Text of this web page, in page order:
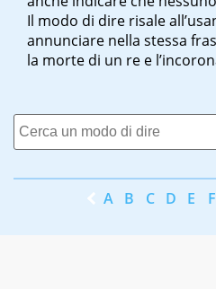
Il modo di dire risale
annunciare nella stessa
la morte di un re e
A B C D E F